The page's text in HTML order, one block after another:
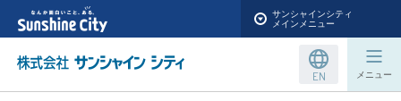
サンシャインシティ
メインメニュー
EN メニュー